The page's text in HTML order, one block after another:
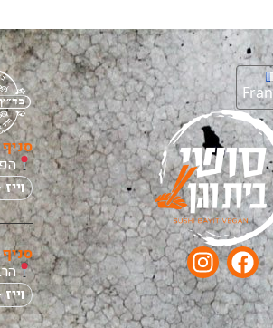
סניף